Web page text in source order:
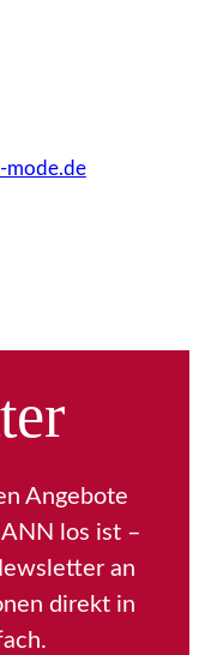
mode.de
Angebote
los ist –
an
direkt in